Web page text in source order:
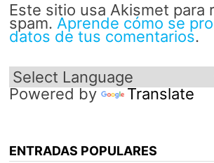
Este sitio usa Akismet para
spam. Aprende cómo se
datos de tus comentarios.
Powered by Translate
ENTRADAS POPULARES